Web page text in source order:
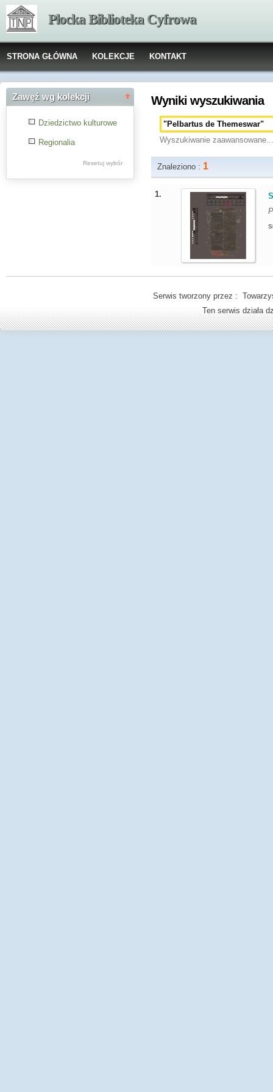
Płocka Biblioteka Cyfrowa
STRONA GŁÓWNA KOLEKCJE KONTAKT
Zawęź wg kolekcji
Dziedzictwo kulturowe
Regionalia
Resetuj wybór
Wyniki wyszukiwania
Wyszukiwanie zaawansowane...
Znaleziono : 1
1.
Serwis tworzony przez :
Ten serwis działa